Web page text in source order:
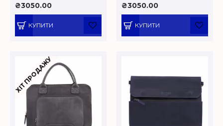
₴3050.00
КУПИТИ
₴3050.00
КУПИТИ
ХІТ ПРОДАЖУ